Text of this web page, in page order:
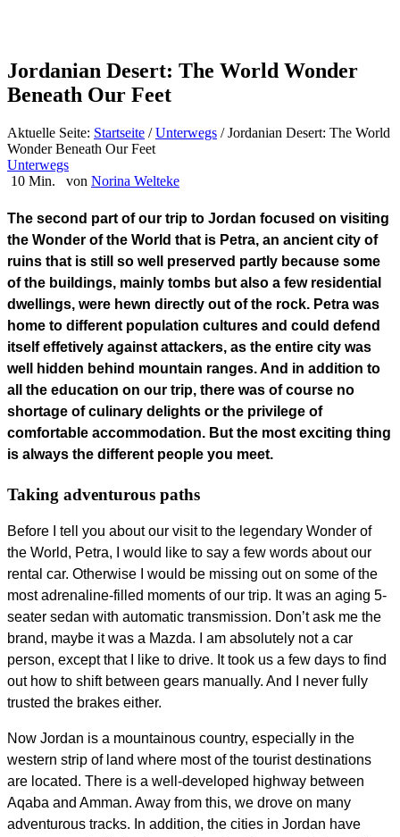
Jordanian Desert: The World Wonder
Beneath Our Feet
Aktuelle Seite: Startseite / Unterwegs /Jordanian Desert: The World
Wonder Beneath Our Feet
Unterwegs
10 Min.
von Norina Welteke
The second part of our trip to Jordan focused on visiting
the Wonder of the World that is Petra, an ancient city of
ruins that is still so well preserved partly because some
of the buildings, mainly tombs but also a few residential
dwellings, were hewn directly out of the rock. Petra was
home to different population cultures and could defend
itself effetively against attackers, as the entire city was
well hidden behind mountain ranges. And in addition to
all the education on our trip, there was of course no
shortage of culinary delights or the privilege of
comfortable accommodation. But the most exciting thing
is always the different people you meet.
Taking adventurous paths
Before I tell you about our visit to the legendary Wonder of
the World, Petra, I would like to say a few words about our
rental car. Otherwise I would be missing out on some of the
most adrenaline-filled moments of our trip. It was an aging 5-
seater sedan with automatic transmission. Don’t ask me the
brand, maybe it was a Mazda. I am absolutely not a car
person, except that I like to drive. It took us a few days to find
out how to shift between gears manually. And I never fully
trusted the brakes either.
Now Jordan is a mountainous country, especially in the
western strip of land where most of the tourist destinations
are located. There is a well-developed highway between
Aqaba and Amman. Away from this, we drove on many
adventurous tracks. In addition, the cities in Jordan have